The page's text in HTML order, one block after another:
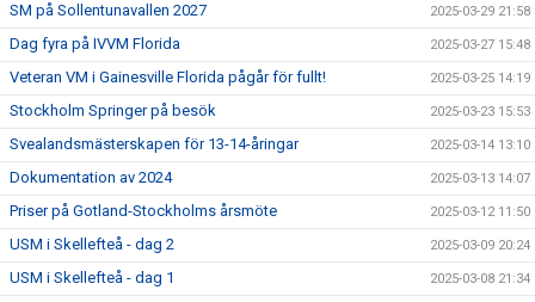
SM på Sollentunavallen 2027 2025-03-29 21:58
Dag fyra på IVVM Florida 2025-03-27 15:48
Veteran VM i Gainesville Florida pågår för fullt! 2025-03-25 14:19
Stockholm Springer på besök 2025-03-23 15:53
Svealandsmästerskapen för 13-14-åringar 2025-03-14 13:10
Dokumentation av 2024 2025-03-13 14:07
Priser på Gotland-Stockholms årsmöte 2025-03-12 11:50
USM i Skellefteå - dag 2 2025-03-09 20:24
USM i Skellefteå - dag 1 2025-03-08 21:34